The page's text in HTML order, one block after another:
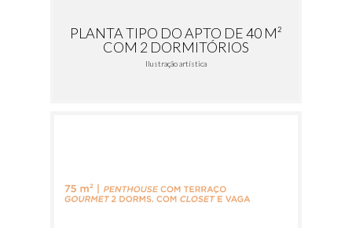
PLANTA TIPO DO APTO DE 40 M²
COM 2 DORMITÓRIOS
Ilustração artística